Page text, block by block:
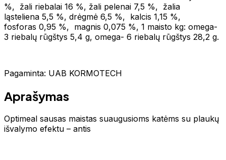
%, žali riebalai 16 %, žali pelenai 7,5 %, žalia
ląsteliena 5,5 %, drėgmė 6,5 %, kalcis 1,15 %,
fosforas 0,95 %, magnis 0,075 %, 1 maisto kg: omega-
3 riebalų rūgštys 5,4 g, omega- 6 riebalų rūgštys 28,2 g.
Pagaminta: UAB KORMOTECH
Aprašymas
Optimeal sausas maistas suaugusioms katėms su plaukų
išvalymo efektu – antis